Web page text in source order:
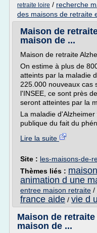
retraite loire / recherche
des maisons de retraite
Maison de
maison de ...
Maison de retraite
On estime à plus de
atteints par la maladie
225.000 nouveaux cas
l'INSEE, ce sont près
seront atteintes par la
La maladie
publique du fait du
Lire la suite
Site : les-maisons-de-
Thèmes liés :
animation d une
entree maison retraite /
france aide / vie d
Maison de
maison de ...